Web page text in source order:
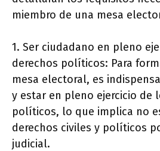
miembro de una mesa
1. Ser ciudadano en pleno
derechos políticos: Para
mesa electoral, es
y estar en pleno ejercicio de
políticos, lo que implica no
derechos civiles y políticos
judicial.